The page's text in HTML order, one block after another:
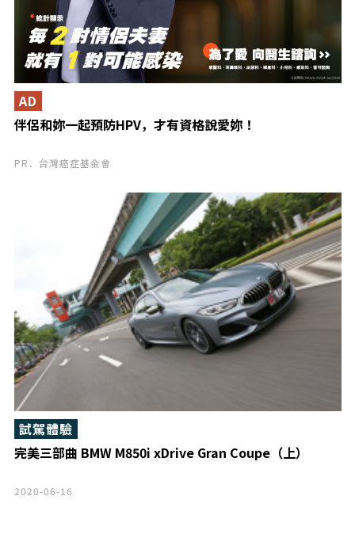
伴侶和妳一起預防HPV，才有資格說愛妳！
AD
PR．台灣癌症基金會
​完美三部曲 BMW M850i xDrive Gran Coupe（上）
試駕體驗
2020-06-16